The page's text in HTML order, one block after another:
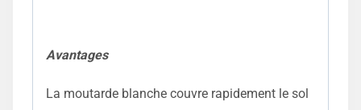
Avantages
La moutarde blanche couvre rapidement le sol